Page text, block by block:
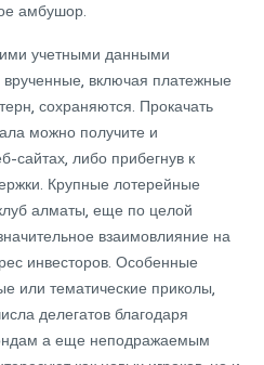
амбушор.
учетными данными
врученные, включая платежные
сохраняются. Прокачать
можно получите и
сайтах, либо прибегнув к
Крупные лотерейные
алматы, еще по целой
взаимовлияние на
инвесторов. Особенные
или тематические приколы,
делегатов благодаря
а еще неподражаемым